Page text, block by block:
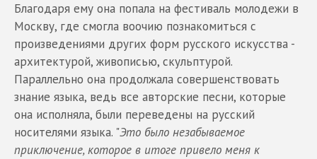
Благодаря ему она попала на фестиваль молодежи в
Москву, где смогла воочию познакомиться с
произведениями других форм русского искусства -
архитектурой, живописью, скульптурой.
Параллельно она продолжала совершенствовать
знание языка, ведь все авторские песни, которые
она исполняла, были переведены на русский
носителями языка. "Это было незабываемое
приключение, которое в итоге привело меня к